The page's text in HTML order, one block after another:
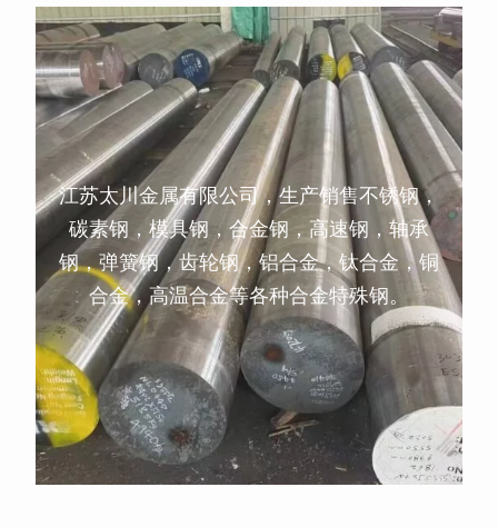
江苏太川金属有限公司，生产销售不锈钢，
碳素钢，模具钢，合金钢，高速钢，轴承
钢，弹簧钢，齿轮钢，铝合金，钛合金，铜
合金，高温合金等各种合金特殊钢。